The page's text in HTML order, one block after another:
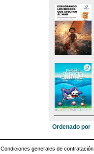
Ordenado por
Condiciones generales de contratación